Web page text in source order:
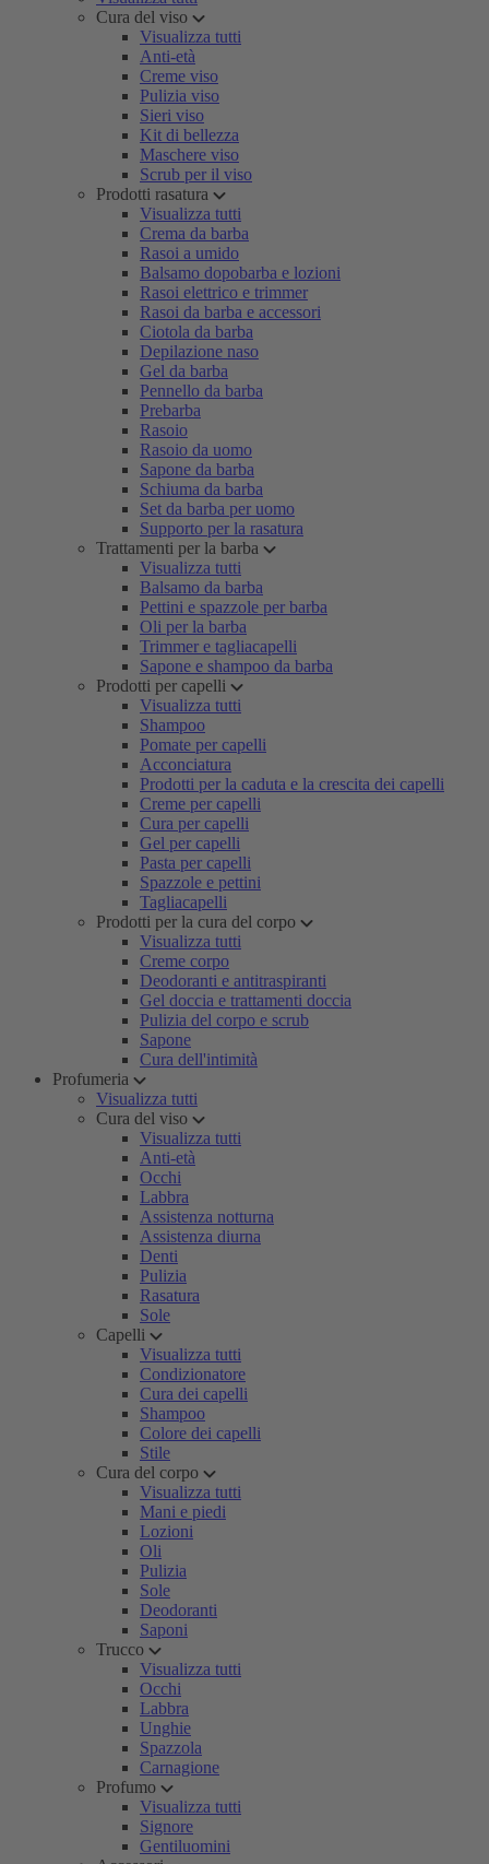
Cura del viso
Visualizza tutti
Anti-età
Creme viso
Pulizia viso
Sieri viso
Kit di bellezza
Maschere viso
Scrub per il viso
Prodotti rasatura
Visualizza tutti
Crema da barba
Rasoi a umido
Balsamo dopobarba e lozioni
Rasoi elettrico e trimmer
Rasoi da barba e accessori
Ciotola da barba
Depilazione naso
Gel da barba
Pennello da barba
Prebarba
Rasoio
Rasoio da uomo
Sapone da barba
Schiuma da barba
Set da barba per uomo
Supporto per la rasatura
Trattamenti per la barba
Visualizza tutti
Balsamo da barba
Pettini e spazzole per barba
Oli per la barba
Trimmer e tagliacapelli
Sapone e shampoo da barba
Prodotti per capelli
Visualizza tutti
Shampoo
Pomate per capelli
Acconciatura
Prodotti per la caduta e la crescita dei capelli
Creme per capelli
Cura per capelli
Gel per capelli
Pasta per capelli
Spazzole e pettini
Tagliacapelli
Prodotti per la cura del corpo
Visualizza tutti
Creme corpo
Deodoranti e antitraspiranti
Gel doccia e trattamenti doccia
Pulizia del corpo e scrub
Sapone
Cura dell'intimità
Profumeria
Visualizza tutti
Cura del viso
Visualizza tutti
Anti-età
Occhi
Labbra
Assistenza notturna
Assistenza diurna
Denti
Pulizia
Rasatura
Sole
Capelli
Visualizza tutti
Condizionatore
Cura dei capelli
Shampoo
Colore dei capelli
Stile
Cura del corpo
Visualizza tutti
Mani e piedi
Lozioni
Oli
Pulizia
Sole
Deodoranti
Saponi
Trucco
Visualizza tutti
Occhi
Labbra
Unghie
Spazzola
Carnagione
Profumo
Visualizza tutti
Signore
Gentiluomini